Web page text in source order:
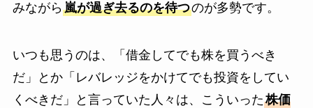
みながら嵐が過ぎ去るのを待つのが多勢です。
いつも思うのは、「借金してでも株を買うべき
だ」とか「レバレッジをかけてでも投資をしてい
くべきだ」と言っていた人々は、こういった株価